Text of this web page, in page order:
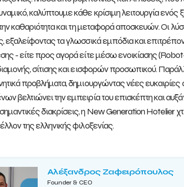
καλύπτουμε κάθε κρίσιμη λειτουργία ενός
καθαριότητα και τη μεταφορά αποσκευών. Οι
εξαλείφοντας τα γλωσσικά εμπόδια και
- είτε προς αγορά είτε μέσω ενοικίασης
σίτισης και εισφορών προσωπικού.
προβλήματα, δημιουργώντας νέες
βελτιώνει την εμπειρία του επισκέπτη και
διακρίσεις, η New Generation Hotelier
της ελληνικής φιλοξενίας.
Αλέξανδρος Ζαφειρόπουλος
Founder & CEO